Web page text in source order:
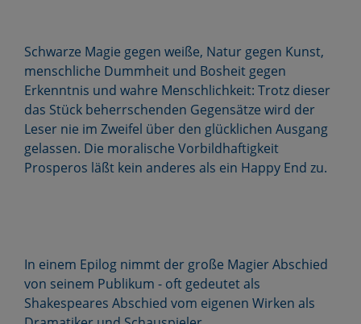
Schwarze Magie gegen weiße, Natur gegen Kunst,
menschliche Dummheit und Bosheit gegen
Erkenntnis und wahre Menschlichkeit: Trotz dieser
das Stück beherrschenden Gegensätze wird der
Leser nie im Zweifel über den glücklichen Ausgang
gelassen. Die moralische Vorbildhaftigkeit
Prosperos läßt kein anderes als ein Happy End zu.
In einem Epilog nimmt der große Magier Abschied
von seinem Publikum - oft gedeutet als
Shakespeares Abschied vom eigenen Wirken als